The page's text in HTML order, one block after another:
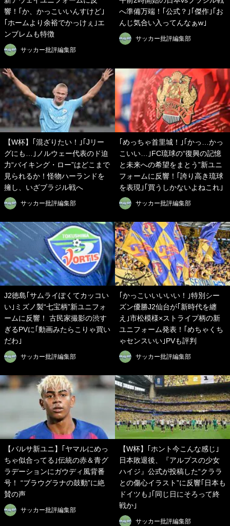
響！｢か、かっこいいんすけど｣
｢ホームより余裕でかっけぇ｣エ
ンブレムも特徴
サッカー批評編集部
へ準備万端！｢公式？｣｢傑作｣｢お
んじ気合い入ってんなぁw｣
サッカー批評編集部
【W杯】｢混ざりたい！｣｢Jリー
グにも…｣ノルウェー代表のド迫
力“バイキング・ロー”はどこまで
見られるか！怪物ハーランドを
擁し、いざブラジル戦へ
サッカー批評編集部
｢めっちゃ首里城！｣｢かっ…かっ
こいい…｣FC琉球の“復興の記憶
と未来への希望をまとう”新ユニ
フォームに反響！｢誇り高き琉球
を表現｣｢買うしかないよねこれ｣
サッカー批評編集部
J2徳島｢サムライぽくてカッコい
い｣ミズノ製“七宝柄”新ユニフォ
ームに反響！ 古民家撮影の渋す
ぎるPVに｢動画みたらこりゃ買い
だわ｣
サッカー批評編集部
｢かっこいいいいい！｣特別シー
ズン優勝J2仙台が｢新時代を纏
え｣市松模様×ストライプ柄の新
ユニフォーム発表！｢めちゃくち
ゃセンスいい｣PVも評判
サッカー批評編集部
【バルサ新ユニ】｢ヤマルにめっ
ちゃ似合ってる｣伝統の赤＆青グ
ラデーションにガウディ風背番
号！ “ブラウグラナの鼓動”に絶
賛の声
サッカー批評編集部
【W杯】｢ホント今こんな感じ｣
日本敗退後、『アルプスの少女
ハイジ』公式が投稿した“クララ
との傷心イラスト”に反響｢日本も
ドイツも｣｢同じ日にそろって終
戦か｣
サッカー批評編集部